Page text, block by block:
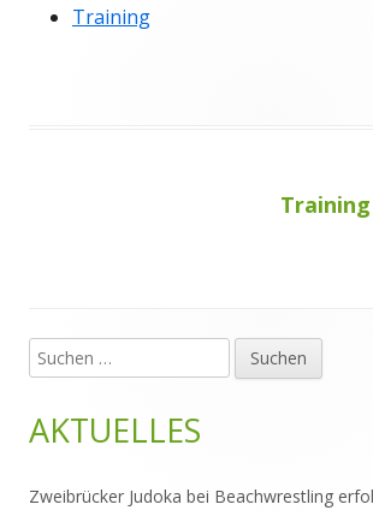
Training
BeitragsnavigationTraining
Haupt-
Seitenleiste
Suchen
nach:
AKTUELLES
Zweibrücker Judoka bei Beachwrestling